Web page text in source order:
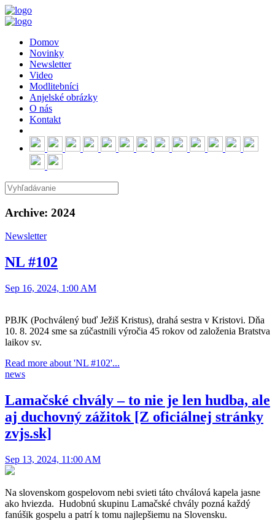
Domov
Novinky
Newsletter
Video
Modlitebníci
Anjelské obrázky
O nás
Kontakt
Archive: 2024
Newsletter
NL #102
Sep 16, 2024, 1:00 AM
PBJK (Pochválený buď Ježiš Kristus), drahá sestra v Kristovi. Dňa
10. 8. 2024 sme sa zúčastnili výročia 45 rokov od založenia Bratstva
laikov sv.
Read more about 'NL #102'...
news
Lamačské chvály – to nie je len hudba, ale
aj duchovný zážitok [Z oficiálnej stránky
zvjs.sk]
Sep 13, 2024, 11:00 AM
Na slovenskom gospelovom nebi svieti táto chválová kapela jasne
ako hviezda. Hudobnú skupinu Lamačské chvály pozná každý
fanúšik gospelu a patrí k tomu najlepšiemu na Slovensku.